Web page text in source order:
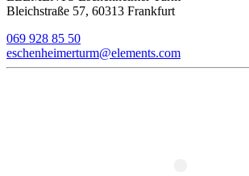
Bleichstraße 57, 60313 Frankfurt
069 928 85 50
eschenheimerturm@elements.com